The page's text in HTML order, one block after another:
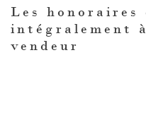
Les honoraires
intégralement
vendeur